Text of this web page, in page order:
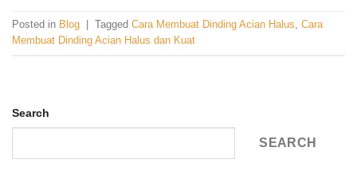
Posted in Blog Tagged Cara Membuat Dinding Acian Halus, Cara
Membuat Dinding Acian Halus dan Kuat
Search
SEARCH